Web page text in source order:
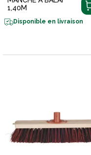
1,40M
Disponible en livraison